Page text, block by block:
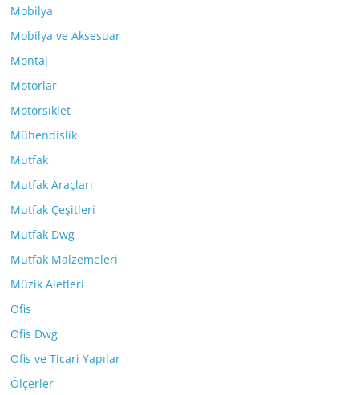
Mobilya
Mobilya ve Aksesuar
Montaj
Motorlar
Motorsiklet
Mühendislik
Mutfak
Mutfak Araçları
Mutfak Çeşitleri
Mutfak Dwg
Mutfak Malzemeleri
Müzik Aletleri
Ofis
Ofis Dwg
Ofis ve Ticari Yapılar
Ölçerler